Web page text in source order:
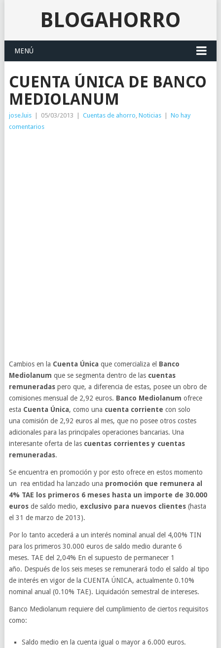
BLOGAHORRO
MENÚ
CUENTA ÚNICA DE BANCO
MEDIOLANUM
jose.luis 05/03/2013 Cuentas de ahorro, Noticias
No hay
comentarios
Cambios en la Cuenta Única que comercializa el Banco
Mediolanum que se segmenta dentro de lascuentas
remuneradaspero que, a diferencia de estas, posee un obro de
comisiones mensual de 2,92 euros. Banco Mediolanum ofrece
esta Cuenta Única, como una cuenta corriente con solo
una comisión de 2,92 euros al mes, que no posee otros costes
adicionales para las principales operaciones bancarias. Una
interesante oferta de las cuentas corrientes y cuentas
remuneradas.
Se encuentra en promoción y por esto ofrece en estos momento
un rea entidad ha lanzado una promoción que remunera al
4% TAE los primeros 6 meses hasta un importe de 30.000
eurosde saldo medio, exclusivo para nuevos clientes (hasta
el 31 de marzo de 2013).
Por lo tanto accederá a un interés nominal anual del 4,00% TIN
para los primeros 30.000 euros de saldo medio durante 6
meses. TAE del 2,04% En el supuesto de permanecer 1
año. Después de los seis meses se remunerará todo el saldo al tipo
de interés en vigor de la CUENTA ÚNICA, actualmente 0.10%
nominal anual (0.10% TAE). Liquidación semestral de intereses.
Banco Mediolanum requiere del cumplimiento de ciertos requisitos
como:
Saldo medio en la cuenta igual o mayor a 6.000 euros.